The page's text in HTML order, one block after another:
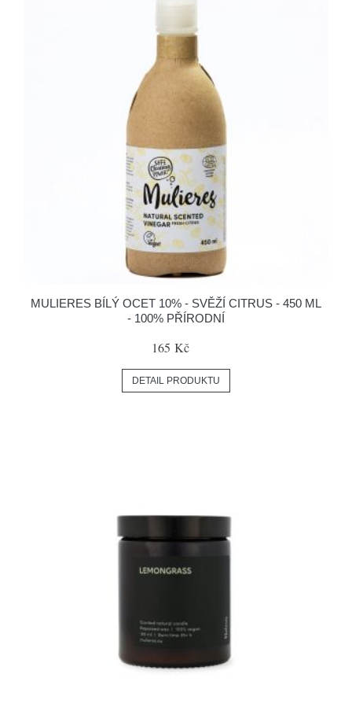
MULIERES BÍLÝ OCET 10% - SVĚŽÍ CITRUS - 450 ML
- 100% PŘÍRODNÍ
165 Kč
DETAIL PRODUKTU